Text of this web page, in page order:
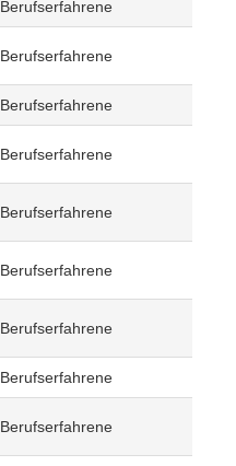
Berufserfahrene
Berufserfahrene
Berufserfahrene
Berufserfahrene
Berufserfahrene
Berufserfahrene
Berufserfahrene
Berufserfahrene
Berufserfahrene